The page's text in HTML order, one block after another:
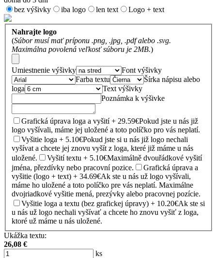
bez výšivky
iba logo len text Logo + text
Nahrajte logo
(Súbor musí mať príponu .png, .jpg, .pdf alebo .svg.
Maximálna povolená veľkosť súboru je 2MB.)
Umiestnenie výšivky
Font výšivky
Farba textu
Šírka nápisu alebo
loga
Text výšivky
Poznámka k výšivke
Grafická úprava loga a vyšití + 29.59€Pokud jste u nás již
logo vyšívali, máme jej uložené a toto políčko pro vás neplatí.
Vyšitie loga + 5.10€Pokud jste si u nás již logo nechali
vyšívat a chcete jej znovu vyšít z loga, které již máme u nás
uložené.
Vyšití textu + 5.10€Maximálně dvouřádkové vyšití
jména, přezdívky nebo pracovní pozice.
Grafická úprava a
vyšitie (logo + text) + 34.69€Ak ste u nás už logo vyšívali,
máme ho uložené a toto políčko pre vás neplatí. Maximálne
dvojriadkové vyšitie mená, prezývky alebo pracovnej pozície.
Vyšitie loga a textu (bez grafickej úpravy) + 10.20€Ak ste si
u nás už logo nechali vyšívať a chcete ho znovu vyšiť z loga,
ktoré už máme u nás uložené.
Ukážka textu:
26,08 €
ks